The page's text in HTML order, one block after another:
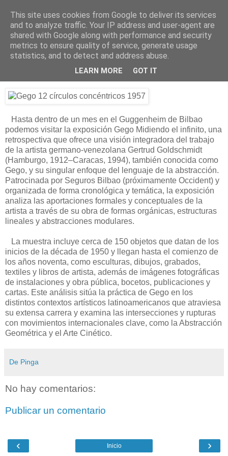
Está de pinga
3/1/24
Gego “Midiendo el infinito”
Hasta dentro de un mes en el Guggenheim de Bilbao
podemos visitar la exposición Gego Midiendo el infinito, una
retrospectiva que ofrece una visión integradora del trabajo
de la artista germano-venezolana Gertrud Goldschmidt
(Hamburgo, 1912–Caracas, 1994), también conocida como
Gego, y su singular enfoque del lenguaje de la abstracción.
Patrocinada por Seguros Bilbao (próximamente Occident) y
organizada de forma cronológica y temática, la exposición
analiza las aportaciones formales y conceptuales de la
artista a través de su obra de formas orgánicas, estructuras
lineales y abstracciones modulares.
La muestra incluye cerca de 150 objetos que datan de los
inicios de la década de 1950 y llegan hasta el comienzo de
los años noventa, como esculturas, dibujos, grabados,
textiles y libros de artista, además de imágenes fotográficas
de instalaciones y obra pública, bocetos, publicaciones y
cartas. Este análisis sitúa la práctica de Gego en los
distintos contextos artísticos latinoamericanos que atraviesa
su extensa carrera y examina las intersecciones y rupturas
con movimientos internacionales clave, como la Abstracción
Geométrica y el Arte Cinético.
De Pinga
No hay comentarios:
Publicar un comentario
‹ ›
Inicio
This site uses cookies from Google to deliver its services
and to analyze traffic. Your IP address and user-agent are
shared with Google along with performance and security
metrics to ensure quality of service, generate usage
statistics, and to detect and address abuse.
LEARN MORE GOT IT